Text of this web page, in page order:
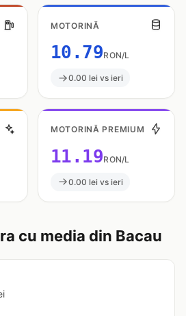
MOTORINĂ
10.79RON/L
0.00 lei vs ieri
MOTORINĂ PREMIUM
11.19RON/L
0.00 lei vs ieri
cu media din Bacau